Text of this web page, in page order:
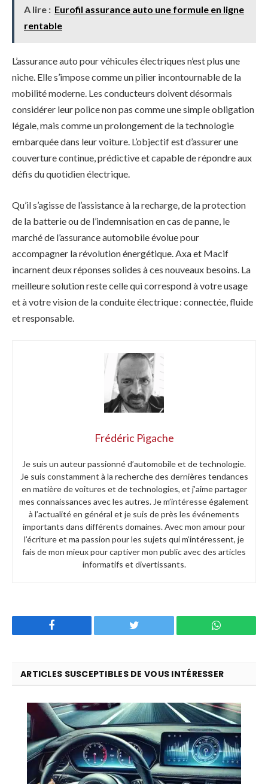
A lire : Eurofil assurance auto une formule en ligne
rentable
L’assurance auto pour véhicules électriques n’est plus une
niche. Elle s’impose comme un pilier incontournable de la
mobilité moderne. Les conducteurs doivent désormais
considérer leur police non pas comme une simple obligation
légale, mais comme un prolongement de la technologie
embarquée dans leur voiture. L’objectif est d’assurer une
couverture continue, prédictive et capable de répondre aux
défis du quotidien électrique.
Qu’il s’agisse de l’assistance à la recharge, de la protection
de la batterie ou de l’indemnisation en cas de panne, le
marché de l’assurance automobile évolue pour
accompagner la révolution énergétique. Axa et Macif
incarnent deux réponses solides à ces nouveaux besoins. La
meilleure solution reste celle qui correspond à votre usage
et à votre vision de la conduite électrique : connectée, fluide
et responsable.
Frédéric Pigache
Je suis un auteur passionné d’automobile et de technologie.
Je suis constamment à la recherche des dernières tendances
en matière de voitures et de technologies, et j’aime partager
mes connaissances avec les autres. Je m’intéresse également
à l’actualité en général et je suis de près les événements
importants dans différents domaines. Avec mon amour pour
l’écriture et ma passion pour les sujets qui m’intéressent, je
fais de mon mieux pour captiver mon public avec des articles
informatifs et divertissants.
Twitter WhatsApp
ARTICLES SUSCEPTIBLES DE VOUS INTÉRESSER